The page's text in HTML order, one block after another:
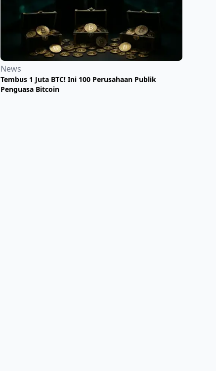
News
​Tembus 1 Juta BTC! Ini 100 Perusahaan Publik
Penguasa Bitcoin